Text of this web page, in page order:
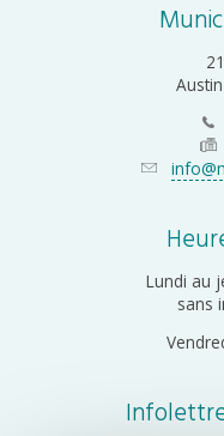
Lundi au
sans